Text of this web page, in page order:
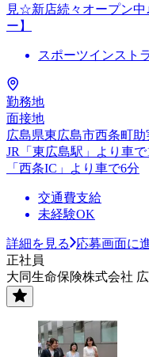
見☆新店続々オープン中
ー】
スポーツインスト
勤務地
面接地
広島県東広島市西条町
JR「東広島駅」より車で
「西条IC」より車で6分
交通費支給
未経験OK
詳細を見る
応募画面に
正社員
大同生命保険株式会社